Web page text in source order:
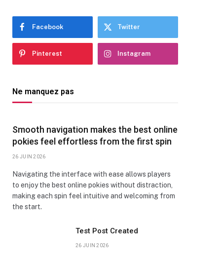
Facebook Twitter
Pinterest Instagram
Ne manquez pas
Smooth navigation makes the best online
pokies feel effortless from the first spin
26 JUIN 2026
Navigating the interface with ease allows players
to enjoy the best online pokies without distraction,
making each spin feel intuitive and welcoming from
the start.
Test Post Created
26 JUIN 2026